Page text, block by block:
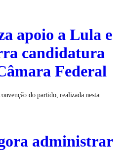
apoio a Lula e
candidatura
Federal
do partido, realizada nesta
administrar